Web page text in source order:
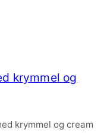
krymmel og
krymmel og cream